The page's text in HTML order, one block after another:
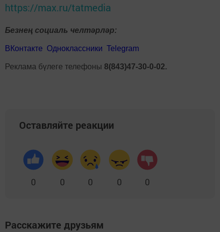
https://max.ru/tatmedia
Безнең социаль челтәрләр:
ВКонтакте Одноклассники Telegram
Реклама бүлеге телефоны 8(843)47-30-0-02.
Оставляйте реакции
0 0 0 0 0
Расскажите друзьям